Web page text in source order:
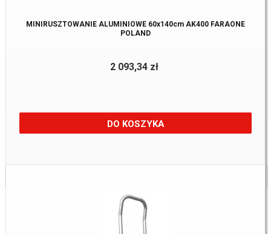
MINIRUSZTOWANIE ALUMINIOWE 60x140cm AK400 FARAONE
POLAND
2 093,34 zł
DO KOSZYKA
Dostępne:1 szt